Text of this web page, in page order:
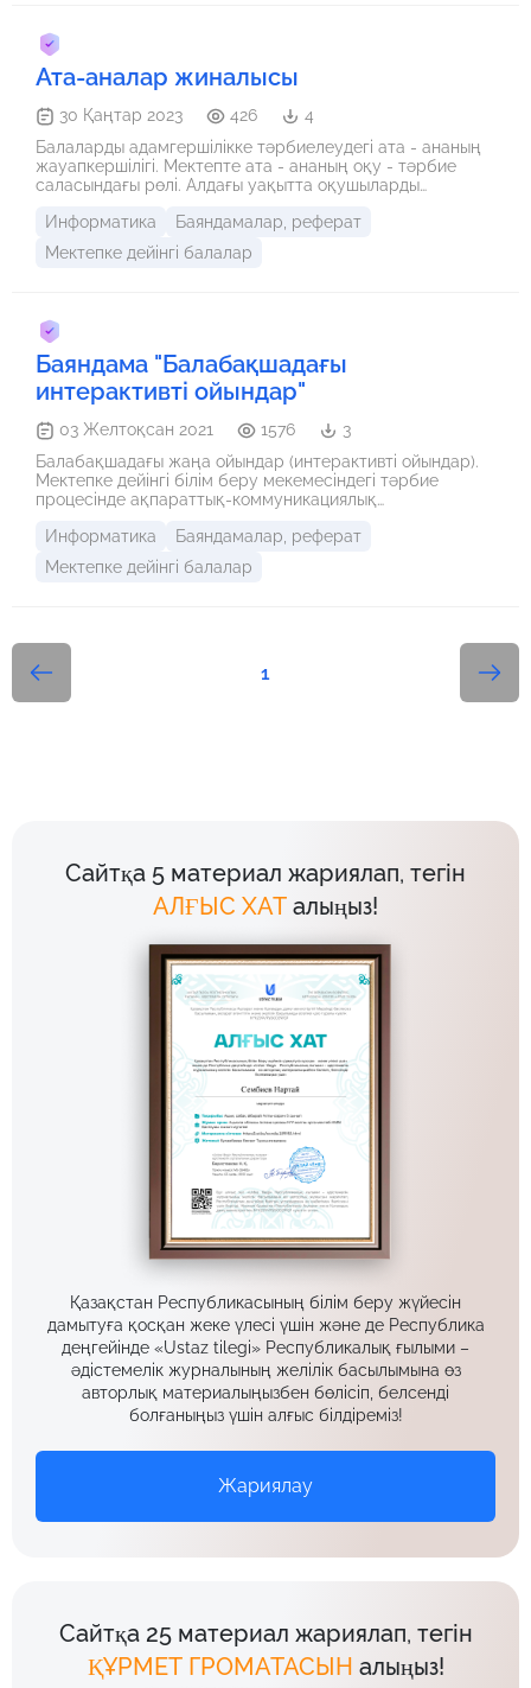
сопровождением 6. Обобщение по коучингу
(выступление групп) 7. Просмотр социального ролика
«Папы» 8. Рефлексия Репортаж с папами «Ожидания от
родительского собрания» 9. Заключение
Ата-аналар жиналысы
30 Қаңтар 2023 426
4
Балаларды адамгершілікке тәрбиелеудегі ата - ананың
жауапкершілігі. Мектепте ата - ананың оқу - тәрбие
саласындағы рөлі. Алдағы уақытта оқушыларды
жасауы.
Информатика
Баяндамалар, реферат
Мектепке дейінгі балалар
Баяндама "Балабақшадағы
интерактивті ойындар"
03 Желтоқсан 2021 1576
3
Балабақшадағы жаңа ойындар (интерактивті ойындар).
Мектепке дейінгі білім беру мекемесіндегі тәрбие
процесінде ақпараттық-коммуникациялық
дейінгі педагогикадағы жаңа және өзекті бағыттардың
бірі.
Информатика
Баяндамалар, реферат
Мектепке дейінгі балалар
1
Сайтқа 5 материал жариялап, тегін
АЛҒЫС ХАТ алыңыз!
Қазақстан Республикасының білім беру жүйесін
дамытуға қосқан жеке үлесі үшін және де Республика
деңгейінде «Ustaz tilegi» Республикалық ғылыми –
әдістемелік журналының желілік басылымына өз
авторлық материалыңызбен бөлісіп, белсенді
болғаныңыз үшін алғыс білдіреміз!
Жариялау
Сайтқа 25 материал жариялап, тегін
ҚҰРМЕТ ГРОМАТАСЫН алыңыз!